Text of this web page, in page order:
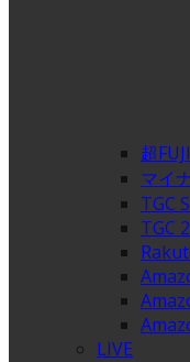
超
マイ
TGC
TGC
LIVE